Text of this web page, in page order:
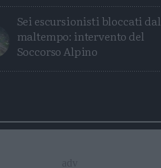
Sei escursionisti bloccati dal
maltempo: intervento del
Soccorso Alpino